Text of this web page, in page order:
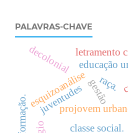
PALAVRAS-CHAVE
projovem
classe social.
raça.
gestão
juventudes
letramento
esquizoanálise
formação.
decolonial